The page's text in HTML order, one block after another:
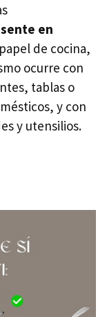
en
de cocina,
ocurre con
tablas o
y con
y utensilios.